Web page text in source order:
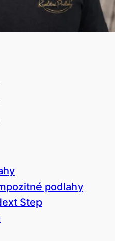
podlahy
Step